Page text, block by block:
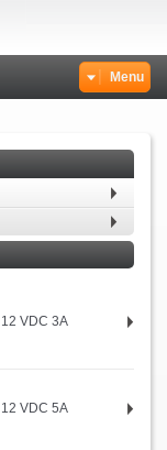
Menu
VDC 3A
VDC 5A